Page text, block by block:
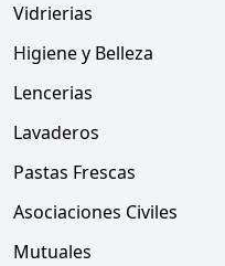
Vidrierias
Higiene y Belleza
Lencerias
Lavaderos
Pastas Frescas
Asociaciones Civiles
Mutuales